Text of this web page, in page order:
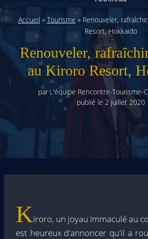
Accueil » Tourisme » Renouveler,
Resort, Hokkaido
Renouveler,
au Kiroro Resort,
par L'équipe Rencontre-Tourisme-
publié le 2 juillet 2020
Kiroro, un joyau immaculé au
est heureux d'annoncer qu'il a